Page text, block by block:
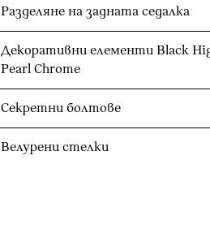
Разделяне на задната седалка
Декоративни елементи Black
Pearl Chrome
Секретни болтове
Велурени стелки